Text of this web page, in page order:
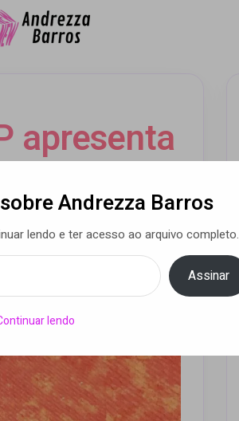
apresenta
Andrezza Barros
lendo e ter acesso ao arquivo completo.
Assinar
lendo